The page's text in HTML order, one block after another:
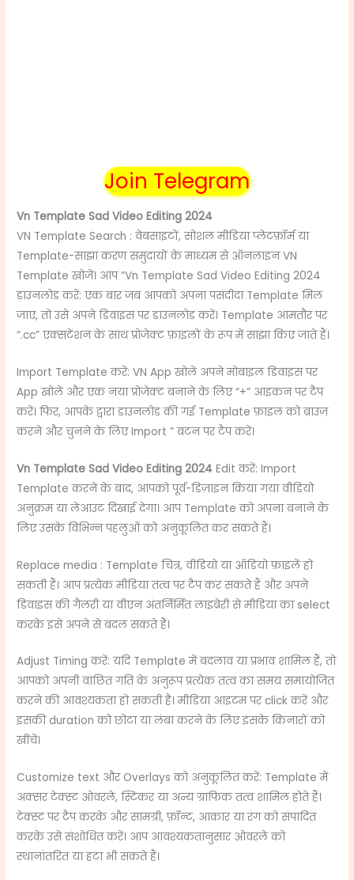
Join Telegram
Vn Template Sad Video Editing 2024
VN Template Search : वेबसाइटों, सोशल मीडिया प्लेटफ़ॉर्म या
Template-साझा करण समुदायों के माध्यम से ऑनलाइन VN
Template खोजें। आप “Vn Template Sad Video Editing 2024
डाउनलोड करें: एक बार जब आपको अपना पसंदीदा Template मिल
जाए, तो उसे अपने डिवाइस पर डाउनलोड करें। Template आमतौर पर
“.cc” एक्सटेंशन के साथ प्रोजेक्ट फ़ाइलों के रूप में साझा किए जाते हैं।
Import Template करें: VN App खोलें अपने मोबाइल डिवाइस पर
App खोलें और एक नया प्रोजेक्ट बनाने के लिए “+” आइकन पर टैप
करें। फिर, आपके द्वारा डाउनलोड की गई Template फ़ाइल को ब्राउज़
करने और चुनने के लिए Import ” बटन पर टैप करें।
Vn Template Sad Video Editing 2024Edit करें: Import
Template करने के बाद, आपको पूर्व-डिज़ाइन किया गया वीडियो
अनुक्रम या लेआउट दिखाई देगा। आप Template को अपना बनाने के
लिए उसके विभिन्न पहलुओं को अनुकूलित कर सकते हैं।
Replace media : Template चित्र, वीडियो या ऑडियो फ़ाइलें हो
सकती हैं। आप प्रत्येक मीडिया तत्व पर टैप कर सकते हैं और अपने
डिवाइस की गैलरी या वीएन अंतर्निर्मित लाइब्रेरी से मीडिया का select
करके इसे अपने से बदल सकते हैं।
Adjust Timing करें: यदि Template में बदलाव या प्रभाव शामिल हैं, तो
आपको अपनी वांछित गति के अनुरूप प्रत्येक तत्व का समय समायोजित
करने की आवश्यकता हो सकती है। मीडिया आइटम पर click करें और
इसकी duration को छोटा या लंबा करने के लिए इसके किनारों को
खींचें।
Customize text और Overlays को अनुकूलित करें: Template में
अक्सर टेक्स्ट ओवरले, स्टिकर या अन्य ग्राफिक तत्व शामिल होते हैं।
टेक्स्ट पर टैप करके और सामग्री, फ़ॉन्ट, आकार या रंग को संपादित
करके उसे संशोधित करें। आप आवश्यकतानुसार ओवरले को
स्थानांतरित या हटा भी सकते हैं।